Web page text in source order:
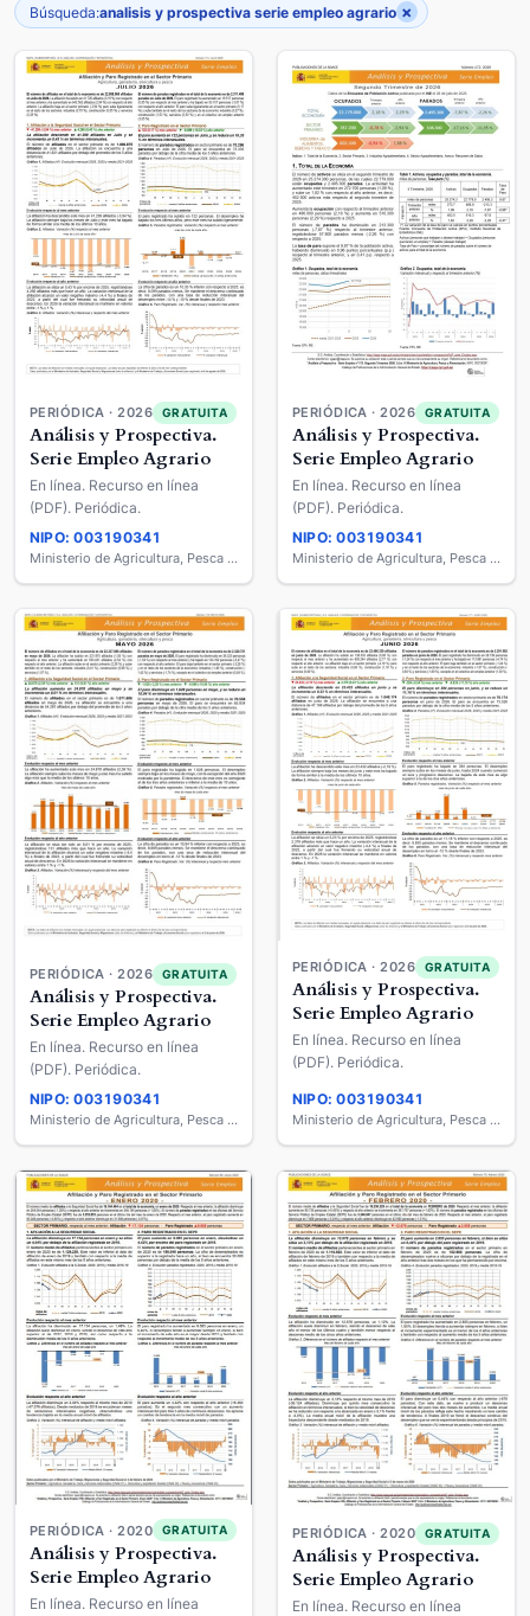
Búsqueda:analisis y prospectiva serie empleo agrario ×
PERIÓDICA · 2026 GRATUITA
Análisis y Prospectiva.
Serie Empleo Agrario
En línea. Recurso en línea
(PDF). Periódica.
NIPO: 003190341
Ministerio de Agricultura, Pesca y Alimentación
PERIÓDICA · 2026 GRATUITA
Análisis y Prospectiva.
Serie Empleo Agrario
En línea. Recurso en línea
(PDF). Periódica.
NIPO: 003190341
Ministerio de Agricultura, Pesca y Alimentación
PERIÓDICA · 2026 GRATUITA
Análisis y Prospectiva.
Serie Empleo Agrario
En línea. Recurso en línea
(PDF). Periódica.
NIPO: 003190341
Ministerio de Agricultura, Pesca y Alimentación
PERIÓDICA · 2026 GRATUITA
Análisis y Prospectiva.
Serie Empleo Agrario
En línea. Recurso en línea
(PDF). Periódica.
NIPO: 003190341
Ministerio de Agricultura, Pesca y Alimentación
PERIÓDICA · 2020 GRATUITA
Análisis y Prospectiva.
Serie Empleo Agrario
En línea. Recurso en línea
PERIÓDICA · 2020 GRATUITA
Análisis y Prospectiva.
Serie Empleo Agrario
En línea. Recurso en línea